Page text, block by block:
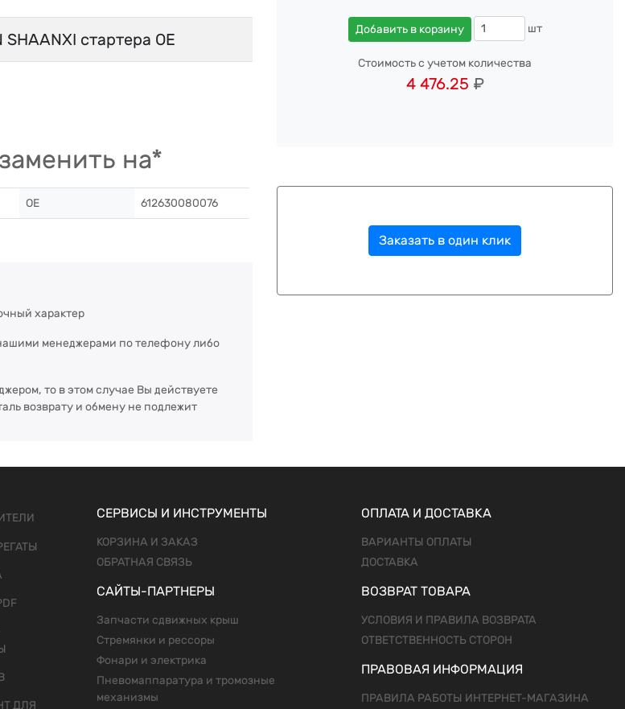
стартера OE
на*
OE 612630080076
характер
менеджерами по телефону либо
то в этом случае Вы действуете
возврату и обмену не подлежит
Добавить в корзину шт
Стоимость с учетом количества
4 476.25 ₽
Заказать в один клик
ДЛЯ
СЕРВИСЫ И ИНСТРУМЕНТЫ
КОРЗИНА И ЗАКАЗ
ОБРАТНАЯ СВЯЗЬ
САЙТЫ-ПАРТНЕРЫ
Запчасти сдвижных крыш
Стремянки и рессоры
Фонари и электрика
Пневомаппаратура и тромозные
механизмы
ОПЛАТА И ДОСТАВКА
ВАРИАНТЫ ОПЛАТЫ
ДОСТАВКА
ВОЗВРАТ ТОВАРА
УСЛОВИЯ И ПРАВИЛА ВОЗВРАТА
ОТВЕТСТВЕННОСТЬ СТОРОН
ПРАВОВАЯ ИНФОРМАЦИЯ
ПРАВИЛА РАБОТЫ ИНТЕРНЕТ-МАГАЗИНА